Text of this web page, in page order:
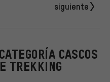
siguiente
CASCOS
TREKKING